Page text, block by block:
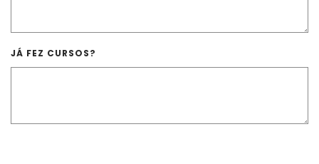
JÁ FEZ CURSOS?